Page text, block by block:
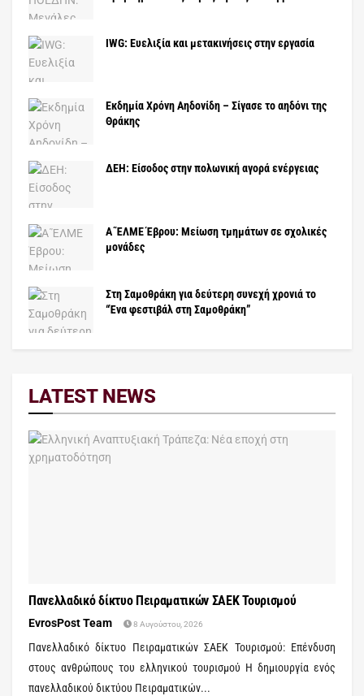
IWG: Ευελιξία και μετακινήσεις στην εργασία
Εκδημία Χρόνη Αηδονίδη – Σίγασε το αηδόνι της
Θράκης
ΔΕΗ: Είσοδος στην πολωνική αγορά ενέργειας
Α΄ΈΛΜΕ Έβρου: Μείωση τμημάτων σε σχολικές
μονάδες
Στη Σαμοθράκη για δεύτερη συνεχή χρονιά το
“Ένα φεστιβάλ στη Σαμοθράκη”
LATEST NEWS
Πανελλαδικό δίκτυο Πειραματικών ΣΑΕΚ Τουρισμού
EvrosPost Team 8 Αυγούστου, 2026
Πανελλαδικό δίκτυο Πειραματικών ΣΑΕΚ Τουρισμού: Επένδυση
στους ανθρώπους του ελληνικού τουρισμού Η δημιουργία ενός
πανελλαδικού δικτύου Πειραματικών...